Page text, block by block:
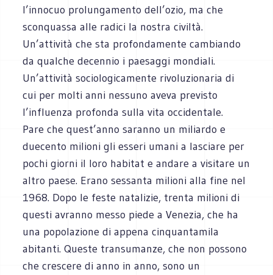
l’innocuo prolungamento dell’ozio, ma che
sconquassa alle radici la nostra civiltà.
Un’attività che sta profondamente cambiando
da qualche decennio i paesaggi mondiali.
Un’attività sociologicamente rivoluzionaria di
cui per molti anni nessuno aveva previsto
l’influenza profonda sulla vita occidentale.
Pare che quest’anno saranno un miliardo e
duecento milioni gli esseri umani a lasciare per
pochi giorni il loro habitat e andare a visitare un
altro paese. Erano sessanta milioni alla fine nel
1968. Dopo le feste natalizie, trenta milioni di
questi avranno messo piede a Venezia, che ha
una popolazione di appena cinquantamila
abitanti. Queste transumanze, che non possono
che crescere di anno in anno, sono un